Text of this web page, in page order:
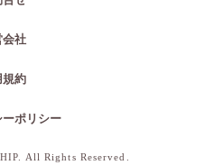
会社
規約
ポリシー
All Rights Reserved.